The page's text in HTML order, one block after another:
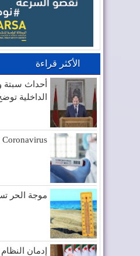
الأكثر قراءة
أحداث سبتة
الداخلية
Coronavirus
موجة الحر
إدمان